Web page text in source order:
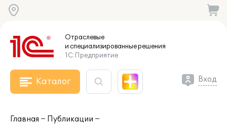
Отраслевые
и специализированныерешения
1С:Предприятие
Каталог Вход
Главная
Публикации